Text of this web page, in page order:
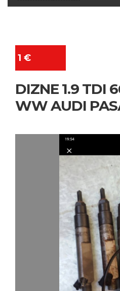
1 €
DIZNE 1.9 TDI
WW AUDI